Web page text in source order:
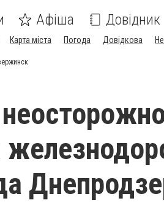
Афіша Довідник
Карта міста Погода Довідкова